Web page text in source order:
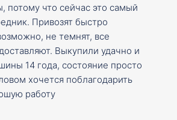
потому что сейчас это самый
Привозят быстро
не темнят, все
Выкупили удачно и
14 года, состояние просто
хочется поблагодарить
работу